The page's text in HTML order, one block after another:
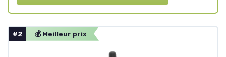
#2 💰 Meilleur prix